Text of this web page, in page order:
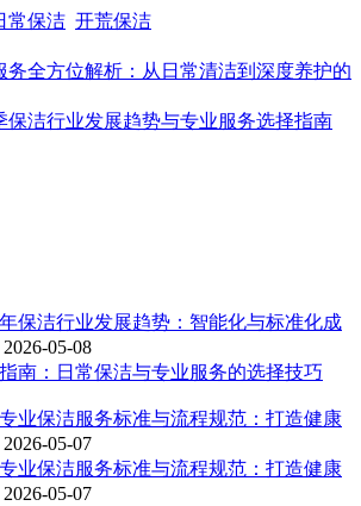
常保洁 开荒保洁
务全方位解析：从日常清洁到深度养护的
保洁行业发展趋势与专业服务选择指南
保洁行业发展趋势：智能化与标准化成
2026-05-08
南：日常保洁与专业服务的选择技巧
业保洁服务标准与流程规范：打造健康
2026-05-07
业保洁服务标准与流程规范：打造健康
2026-05-07